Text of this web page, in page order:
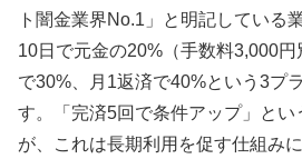
ト闇金業界No.1」と明記している
10日で元金の20%（手数料3,000円
で30%、月1返済で40%という3プ
す。「完済5回で条件アップ」とい
が、これは長期利用を促す仕組み